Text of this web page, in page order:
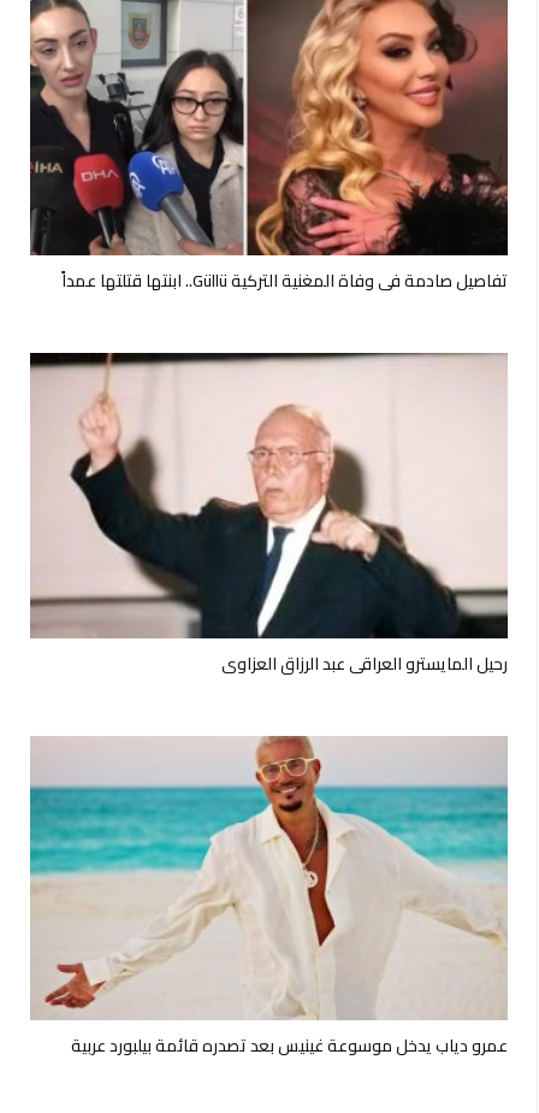
تفاصيل صادمة في وفاة المغنية التركية Güllü.. ابنتها قتلتها عمداً
رحيل المايسترو العراقي عبد الرزاق العزاوي
عمرو دياب يدخل موسوعة غينيس بعد تصدره قائمة بيلبورد عربية